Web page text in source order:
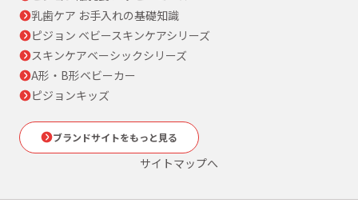
乳歯ケア お手入れの基礎知識
ピジョン ベビースキンケアシリーズ
スキンケアベーシックシリーズ
A形・B形ベビーカー
ピジョンキッズ
ブランドサイトをもっと見る
サイトマップへ